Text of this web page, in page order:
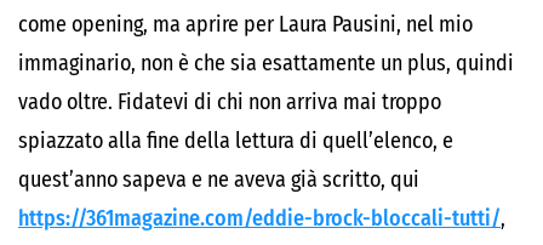
come opening, ma aprire per Laura Pausini, nel mio
immaginario, non è che sia esattamente un plus, quindi
vado oltre. Fidatevi di chi non arriva mai troppo
spiazzato alla fine della lettura di quell’elenco, e
quest’anno sapeva e ne aveva già scritto, qui
https://361magazine.com/eddie-brock-bloccali-tutti/,